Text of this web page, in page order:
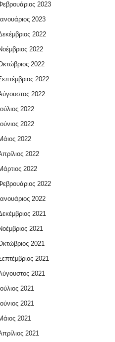
2023
2023
2022
2022
2022
2022
2022
2022
2022
2022
2022
2022
2022
2022
2021
2021
2021
2021
2021
2021
2021
2021
2021